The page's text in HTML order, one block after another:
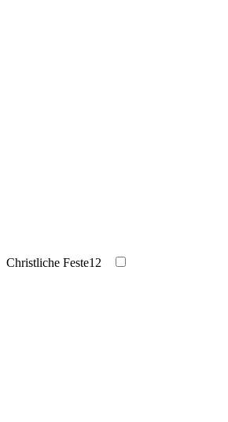
Christliche Feste12